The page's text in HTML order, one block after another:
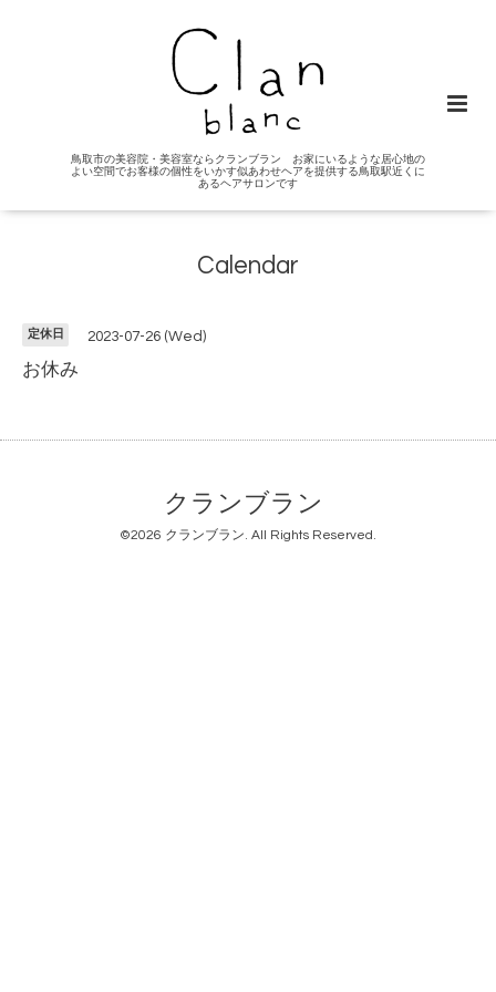
鳥取市の美容院・美容室ならクランブラン お家にいるような居心地の
よい空間でお客様の個性をいかす似あわせヘアを提供する鳥取駅近くに
あるヘアサロンです
Calendar
定休日 2023-07-26 (Wed)
お休み
クランブラン
©2026 クランブラン. All Rights Reserved.